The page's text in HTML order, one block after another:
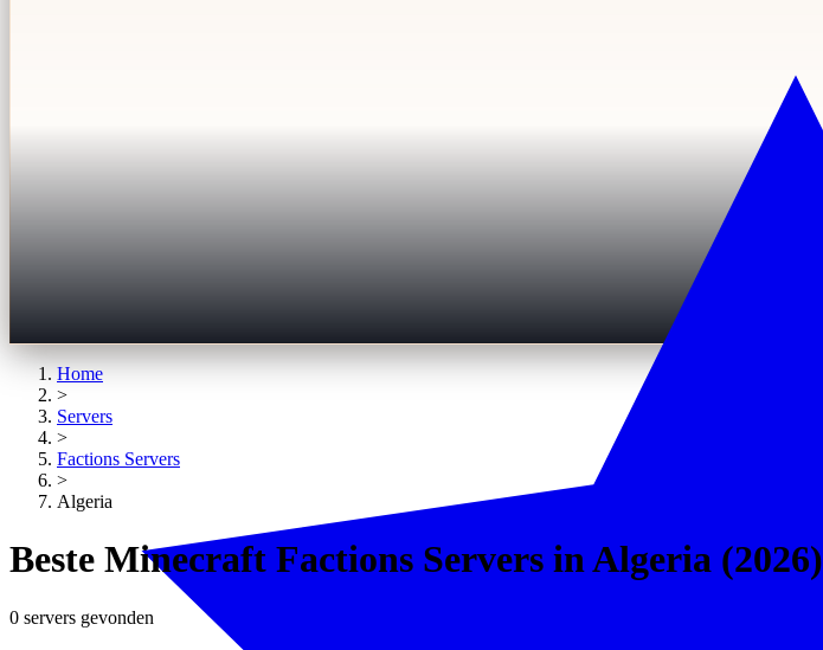
Home
>
Servers
>
Factions Servers
>
Algeria
Beste Minecraft Factions Servers in Algeria (2026)
0 servers gevonden